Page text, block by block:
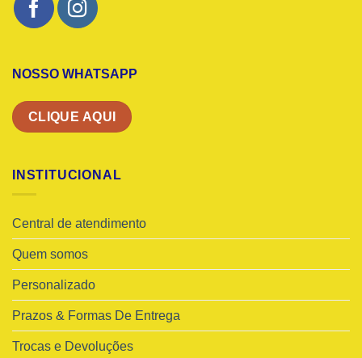
NOSSO WHATSAPP
CLIQUE AQUI
INSTITUCIONAL
Central de atendimento
Quem somos
Personalizado
Prazos & Formas De Entrega
Trocas e Devoluções